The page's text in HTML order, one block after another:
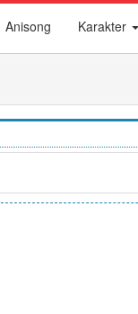
Anisong Karakter